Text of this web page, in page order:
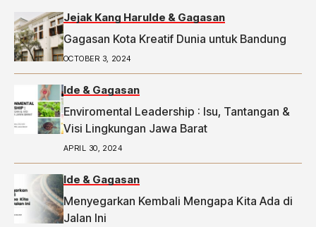
Jejak Kang HaruIde & Gagasan
Gagasan Kota Kreatif Dunia untuk Bandung
OCTOBER 3, 2024
Ide & Gagasan
Enviromental Leadership : Isu, Tantangan &
Visi Lingkungan Jawa Barat
APRIL 30, 2024
Ide & Gagasan
Menyegarkan Kembali Mengapa Kita Ada di
Jalan Ini